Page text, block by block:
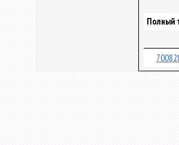
Полный